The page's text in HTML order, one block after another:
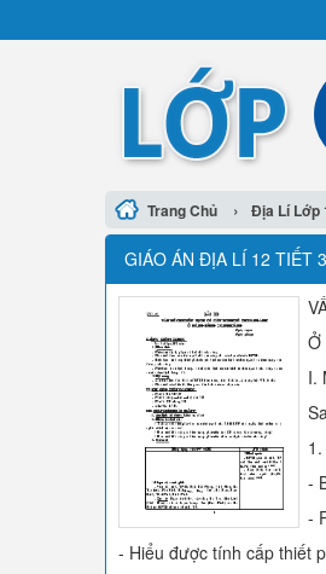
Trang Chủ › Địa Lí Lớp
GIÁO ÁN ĐỊA LÍ 12 TIẾT
Ở
I.
-
-
- Hiểu được tính cấp thiết